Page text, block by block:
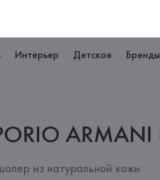
Интерьер Детское Бренды
ARMANI
из натуральной кожи